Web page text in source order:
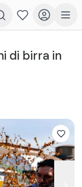
di birra in